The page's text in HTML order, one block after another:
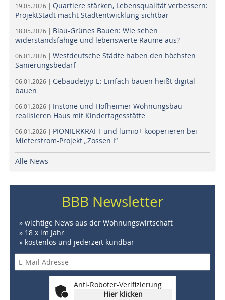
19.05.2026 | Quartiere stärken, Lebensqualität verbessern:
ProjektStadt macht Stadtentwicklung sichtbar
18.05.2026 | Blau-Grünes Bauen: Wie sehen
widerstandsfähige und lebenswerte Räume aus?
06.01.2026 | Westdeutsche Städte haben den höchsten
Sanierungsbedarf
06.01.2026 | Gebäudetyp E: Einfach bauen heißt digital
bauen
06.01.2026 | Instone und Hofheimer Wohnungsbau
realisieren Haus mit Kindertagesstätte
06.01.2026 | PIONIERKRAFT und lumio+ kooperieren bei
Mieterstrom-Projekt „Zossen I“
Alle News
BBB Newsletter
» wichtige News aus der Wohnungswirtschaft
» 18 x im Jahr
» kostenlos und jederzeit kündbar
Anti-Roboter-Verifizierung
Hier klicken